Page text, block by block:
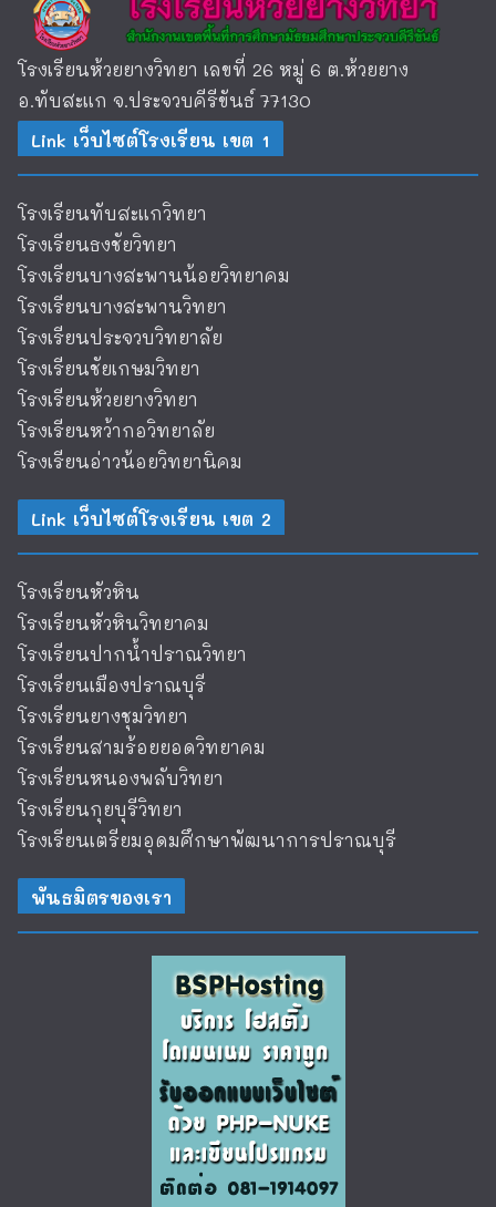
โรงเรียนห้วยยางวิทยา เลขที่ 26 หมู่ 6 ต.ห้วยยาง
อ.ทับสะแก จ.ประจวบคีรีขันธ์ 77130
Link เว็บไซต์โรงเรียน เขต 1
โรงเรียนทับสะแกวิทยา
โรงเรียนธงชัยวิทยา
โรงเรียนบางสะพานน้อยวิทยาคม
โรงเรียนบางสะพานวิทยา
โรงเรียนประจวบวิทยาลัย
โรงเรียนชัยเกษมวิทยา
โรงเรียนห้วยยางวิทยา
โรงเรียนหว้ากอวิทยาลัย
โรงเรียนอ่าวน้อยวิทยานิคม
Link เว็บไซต์โรงเรียน เขต 2
โรงเรียนหัวหิน
โรงเรียนหัวหินวิทยาคม
โรงเรียนปากน้ำปราณวิทยา
โรงเรียนเมืองปราณบุรี
โรงเรียนยางชุมวิทยา
โรงเรียนสามร้อยยอดวิทยาคม
โรงเรียนหนองพลับวิทยา
โรงเรียนกุยบุรีวิทยา
โรงเรียนเตรียมอุดมศึกษาพัฒนาการปราณบุรี
พันธมิตรของเรา